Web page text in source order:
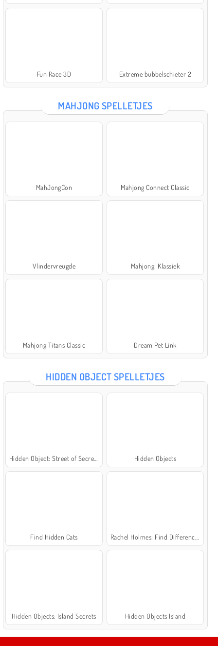
Fun Race 3D Extreme bubbelschieter 2
MAHJONG SPELLETJES
MahJongCon Mahjong Connect Classic
Vlindervreugde Mahjong: Klassiek
Mahjong Titans Classic Dream Pet Link
HIDDEN OBJECT SPELLETJES
Hidden Objects
Find Hidden Cats
Hidden Objects: Island Secrets Hidden Objects Island